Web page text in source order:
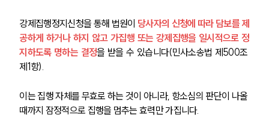
강제집행정지신청을 통해 법원이 당사자의 신청에 따라 담보를 제
공하게 하거나 하지 않고 가집행 또는 강제집행을 일시적으로 정
지하도록 명하는 결정을 받을 수 있습니다(민사소송법 제500조
제1항).
이는 집행 자체를 무효로 하는 것이 아니라, 항소심의 판단이 나올
때까지 잠정적으로 집행을 멈추는 효력만 가집니다.